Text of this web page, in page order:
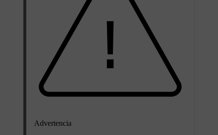
Advertencia